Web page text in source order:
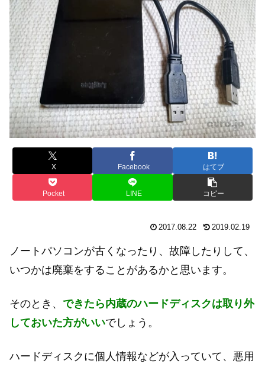
X Facebook はてブ
Pocket LINE コピー
2017.08.22 2019.02.19
ノートパソコンが古くなったり、故障したりして、
いつかは廃棄をすることがあるかと思います。
そのとき、 できたら内蔵のハードディスクは取り外
しておいた方がいいでしょう。
ハードディスクに個人情報などが入っていて、悪用